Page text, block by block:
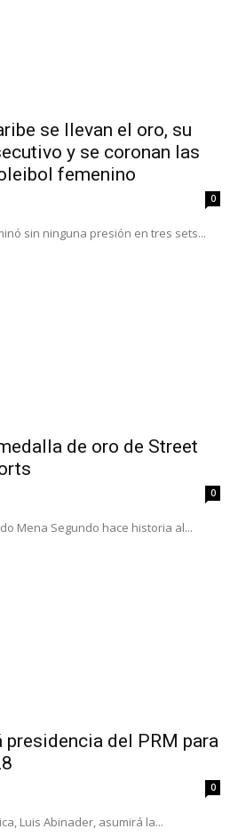
se llevan el oro, su
y se coronan las
femenino
0
sin ninguna presión en tres sets...
de oro de Street
0
Mena Segundo hace historia al...
del PRM para
0
Luis Abinader, asumirá la...